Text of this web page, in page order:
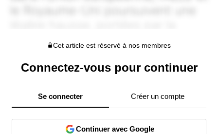
Cet article est réservé à nos membres
Connectez-vous pour continuer
Se connecter Créer un compte
Continuer avec Google